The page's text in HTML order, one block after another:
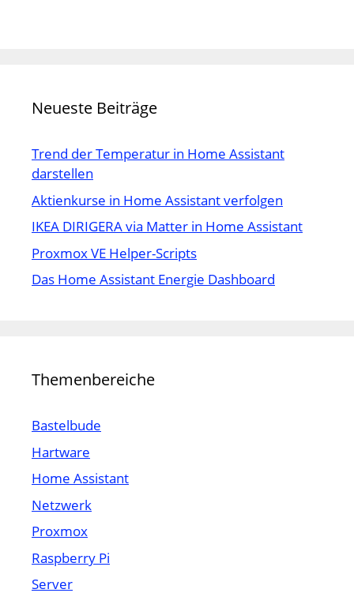
Neueste Beiträge
Trend der Temperatur in Home Assistant
darstellen
Aktienkurse in Home Assistant verfolgen
IKEA DIRIGERA via Matter in Home Assistant
Proxmox VE Helper-Scripts
Das Home Assistant Energie Dashboard
Themenbereiche
Bastelbude
Hartware
Home Assistant
Netzwerk
Proxmox
Raspberry Pi
Server